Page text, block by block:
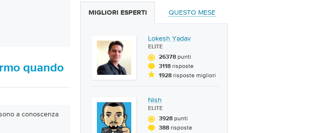
quando
a conoscenza
MIGLIORI ESPERTI QUESTO MESE
Lokesh Yadav
ELITE
26378 punti
3118 risposte
1928 risposte migliori
Nish
ELITE
3928 punti
388 risposte